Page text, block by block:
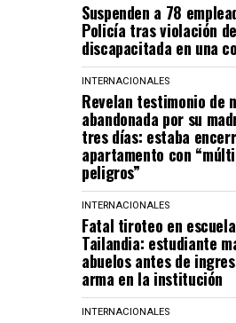
Suspenden a 78
Policía tras violación
discapacitada en una
INTERNACIONALES
Revelan testimonio de
abandonada por su
tres días: estaba
apartamento con
peligros”
INTERNACIONALES
Fatal tiroteo en
Tailandia: estudiante
abuelos antes de
arma en la institución
INTERNACIONALES